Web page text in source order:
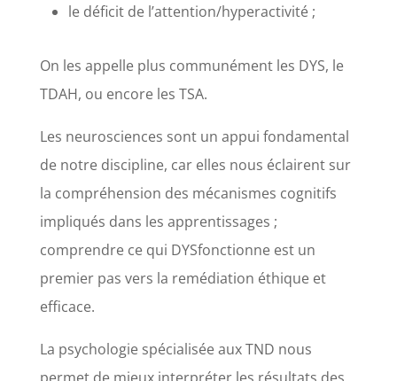
le déficit de l’attention/hyperactivité ;
On les appelle plus communément les DYS, le
TDAH, ou encore les TSA.
Les neurosciences sont un appui fondamental
de notre discipline, car elles nous éclairent sur
la compréhension des mécanismes cognitifs
impliqués dans les apprentissages ;
comprendre ce qui DYSfonctionne est un
premier pas vers la remédiation éthique et
efficace.
La psychologie spécialisée aux TND nous